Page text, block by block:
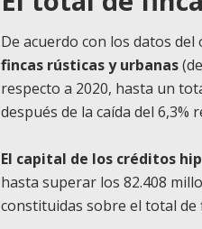
De acuerdo con los datos
fincas rústicas y urbanas
respecto a 2020, hasta un
después de la caída del
El capital de los créditos
hasta superar los 82.408
constituidas sobre el total de